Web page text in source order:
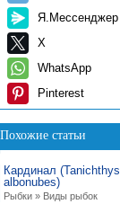
Я.Мессенджер
X
WhatsApp
Pinterest
Похожие статьи
Кардинал (Tanichthys
albonubes)
Рыбки » Виды рыбок